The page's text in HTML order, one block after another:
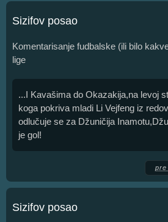
Sizifov posao
Komentarisanje fudbalske (ili bilo
lige
...I Kavašima do Okazakija,na levoj
koga pokriva mladi Li Vejfeng iz
odlučuje se za Džuničija
je gol!
pre
Sizifov posao